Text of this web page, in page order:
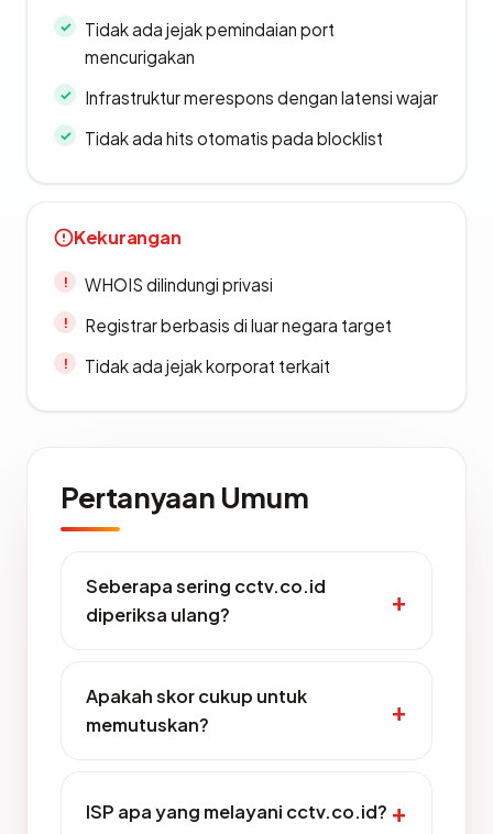
Tidak ada jejak pemindaian port
mencurigakan
Infrastruktur merespons dengan latensi wajar
Tidak ada hits otomatis pada blocklist
Kekurangan
WHOIS dilindungi privasi
Registrar berbasis di luar negara target
Tidak ada jejak korporat terkait
Pertanyaan Umum
Seberapa sering cctv.co.id
diperiksa ulang?
Apakah skor cukup untuk
memutuskan?
ISP apa yang melayani cctv.co.id?